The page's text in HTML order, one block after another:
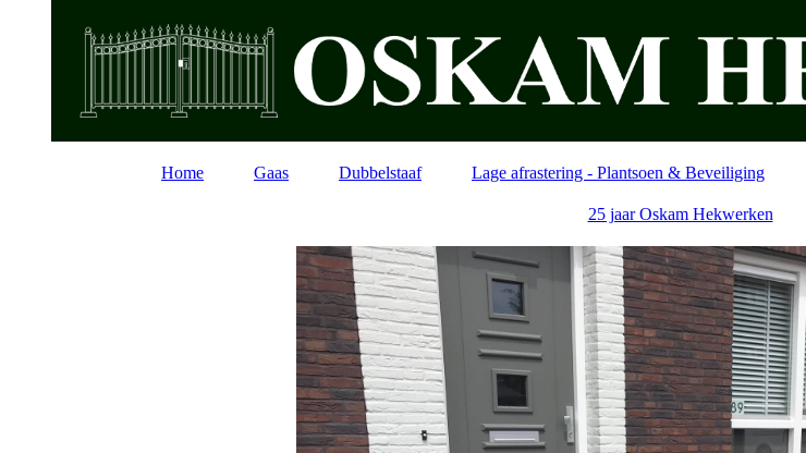
Home Gaas Dubbelstaaf Lage afrastering - Plantsoen & Beveiliging
25 jaar Oskam Hekwerken